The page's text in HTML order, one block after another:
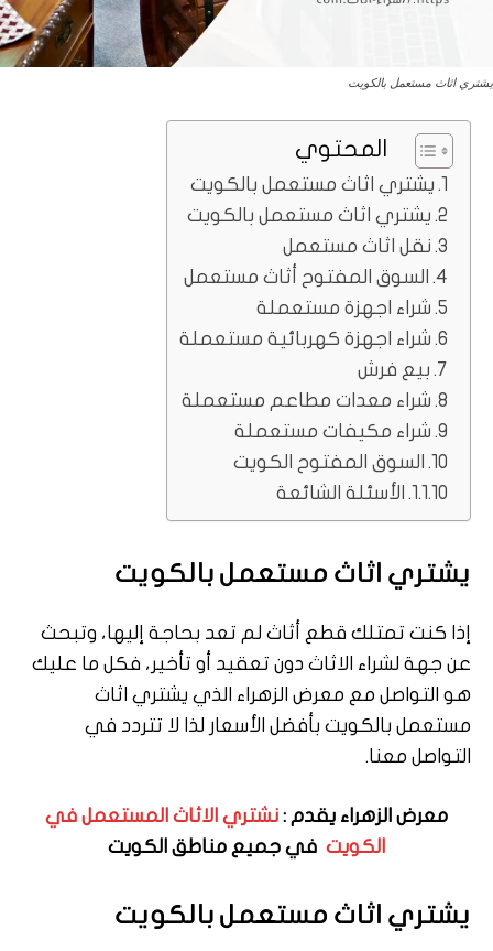
يشتري اثاث مستعمل بالكويت
المحتوي
يشتري اثاث مستعمل بالكويت
يشتري اثاث مستعمل بالكويت
نقل اثاث مستعمل
السوق المفتوح أثاث مستعمل
شراء اجهزة مستعملة
شراء اجهزة كهربائية مستعملة
بيع فرش
شراء معدات مطاعم مستعملة
شراء مكيفات مستعملة
السوق المفتوح الكويت
الأسئلة الشائعة
يشتري اثاث مستعمل بالكويت
إذا كنت تمتلك قطع أثاث لم تعد بحاجة إليها، وتبحث
عن جهة لشراء الاثاث دون تعقيد أو تأخير، فكل ما عليك
هو التواصل مع معرض الزهراء الذي يشتري اثاث
مستعمل بالكويت بأفضل الأسعار لذا لا تتردد في
التواصل معنا.
معرض الزهراء يقدم : نشتري الاثاث المستعمل في
الكويت في جميع مناطق الكويت
يشتري اثاث مستعمل بالكويت